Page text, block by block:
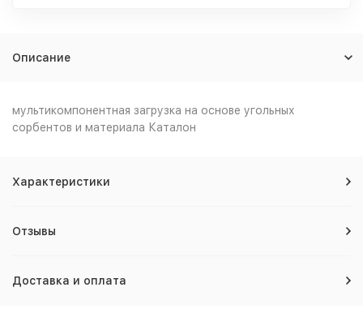
Описание
мультикомпонентная загрузка на основе угольных
сорбентов и материала Каталон
Характеристики
Отзывы
Доставка и оплата